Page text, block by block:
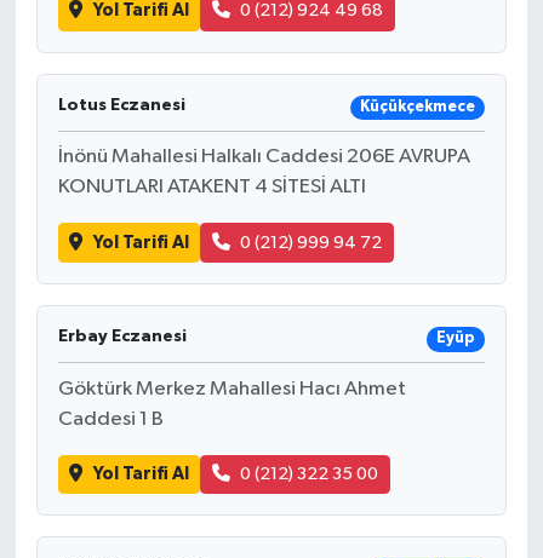
Yol Tarifi Al 0 (212) 924 49 68
Lotus Eczanesi Küçükçekmece
İnönü Mahallesi Halkalı Caddesi 206E AVRUPA
KONUTLARI ATAKENT 4 SİTESİ ALTI
Yol Tarifi Al 0 (212) 999 94 72
Erbay Eczanesi Eyüp
Göktürk Merkez Mahallesi Hacı Ahmet
Caddesi 1 B
Yol Tarifi Al 0 (212) 322 35 00